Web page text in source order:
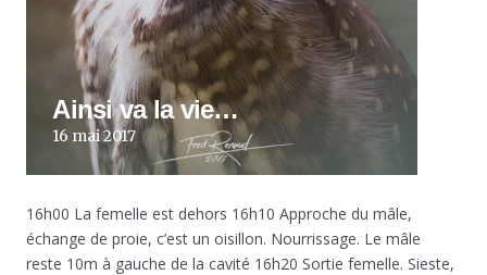
Ainsi va la vie…
16 mai 2017
16h00 La femelle est dehors 16h10 Approche du mâle,
échange de proie, c’est un oisillon. Nourrissage. Le mâle
reste 10m à gauche de la cavité 16h20 Sortie femelle. Sieste,